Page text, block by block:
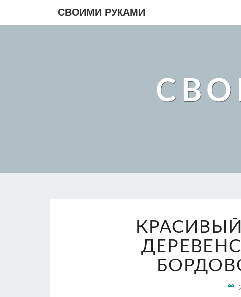
СВОИМИ РУКАМИ